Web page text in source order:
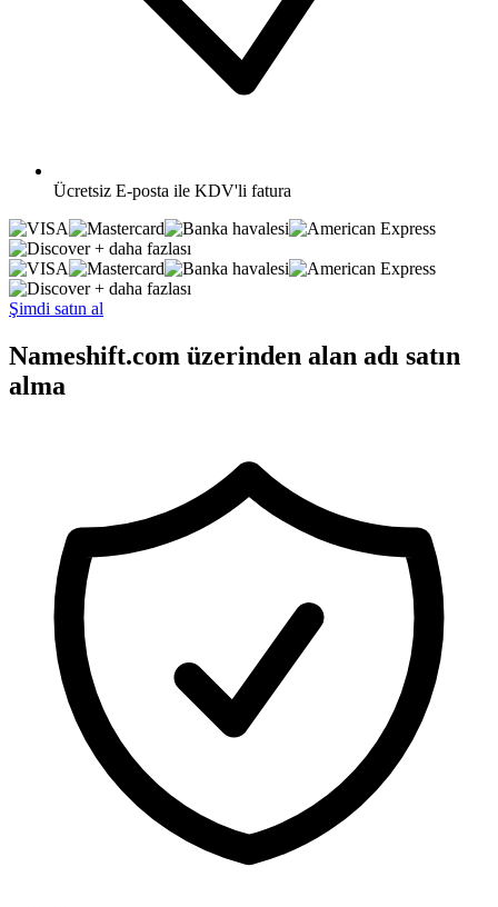
Ücretsiz E-posta ile KDV'li fatura
+ daha fazlası
+ daha fazlası
Şimdi satın al
Nameshift.com üzerinden alan adı satın
alma